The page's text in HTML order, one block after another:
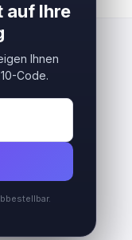
auf Ihre
Ihnen
Code.
Business-
und